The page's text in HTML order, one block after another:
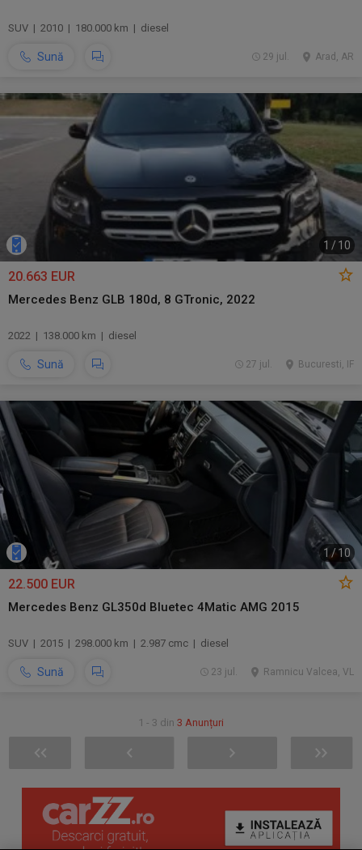
SUV | 2010 | 180.000 km | diesel
Sună Arad, AR
29 jul.
1 / 10
20.663 EUR
Mercedes Benz GLB 180d, 8 GTronic, 2022
2022 | 138.000 km | diesel
Sună Bucuresti, IF
27 jul.
1 /10
22.500 EUR
Mercedes Benz GL350d Bluetec 4Matic AMG 2015
SUV | 2015 | 298.000 km | 2.987 cmc | diesel
Sună Ramnicu Valcea, VL
23 jul.
1 - 3 din 3 Anunțuri